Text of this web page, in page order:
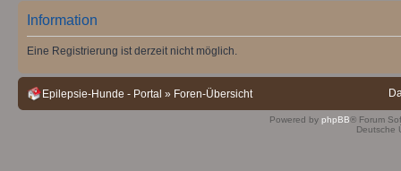
Information
Eine Registrierung ist derzeit nicht möglich.
Epilepsie-Hunde - Portal » Foren-Übersicht
Powered by phpBB® Forum
Deutsche